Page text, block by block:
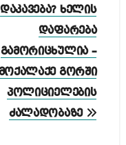
დაკავება? ხელის
დაფარება
გამორიცხულია –
გორში
პოლიციელების
ძალადობაზე